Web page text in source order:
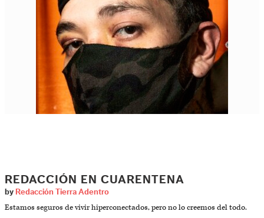
REDACCIÓN EN CUARENTENA
by Redacción Tierra Adentro
Estamos seguros de vivir hiperconectados, pero no lo creemos del todo.